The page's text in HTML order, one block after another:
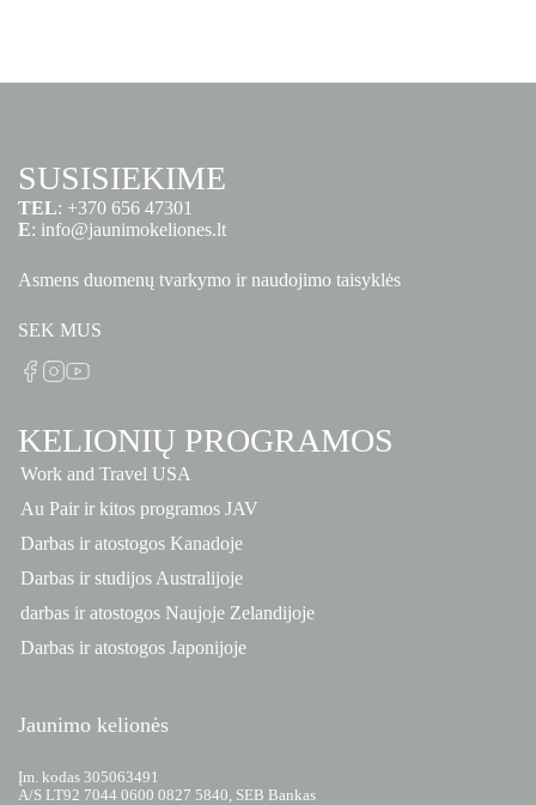
SUSISIEKIME
TEL: +370 656 47301
E: info@jaunimokeliones.lt
Asmens duomenų tvarkymo ir naudojimo taisyklės
SEK MUS
KELIONIŲ PROGRAMOS
Work and Travel USA
Au Pair ir kitos programos JAV
Darbas ir atostogos Kanadoje
Darbas ir studijos Australijoje
darbas ir atostogos Naujoje Zelandijoje
Darbas ir atostogos Japonijoje
Jaunimo kelionės
Įm. kodas 305063491
A/S LT92 7044 0600 0827 5840, SEB Bankas